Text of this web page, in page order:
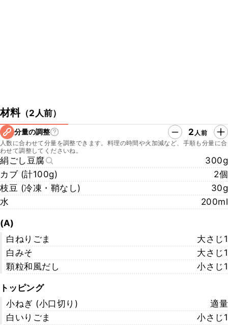
材料（2人前）
分量の調整 2 人前
人数に合わせて分量を調整できます。料理の時間や火加減など、手順も分量に合
わせて調整してくださいね。
絹ごし豆腐
300g
カブ (計100g)
2個
枝豆 (冷凍・鞘なし)
30g
水
200ml
(A)
白ねりごま
大さじ1
白みそ
大さじ1
顆粒和風だし
小さじ1
トッピング
小ねぎ (小口切り)
適量
白いりごま
小さじ1